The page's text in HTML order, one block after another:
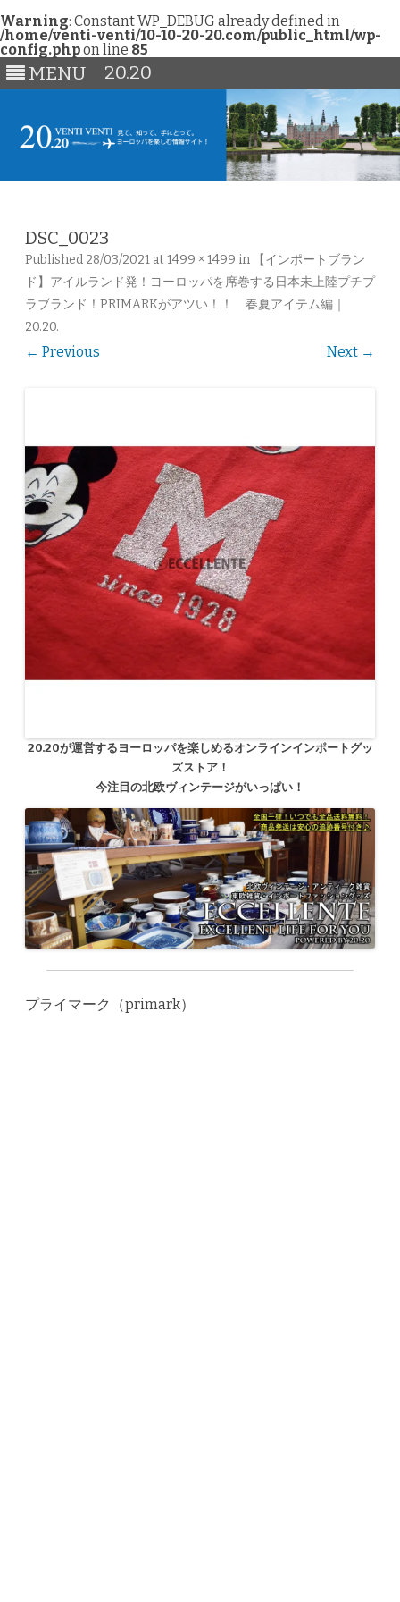
Warning: Constant WP_DEBUG already defined in
/home/venti-venti/10-10-20-20.com/public_html/wp-
config.phpon line 85
MENU 20.20
DSC_0023
Published 28/03/2021 at 1499 × 1499 in
【インポートブラン
ド】アイルランド発！ヨーロッパを席巻する日本未上陸プチプ
ラブランド！PRIMARKがアツい！！ 春夏アイテム編｜
20.20.
← Previous Next →
20.20が運営するヨーロッパを楽しめるオンラインインポートグッ
ズストア！
今注目の北欧ヴィンテージがいっぱい！
プライマーク（primark）